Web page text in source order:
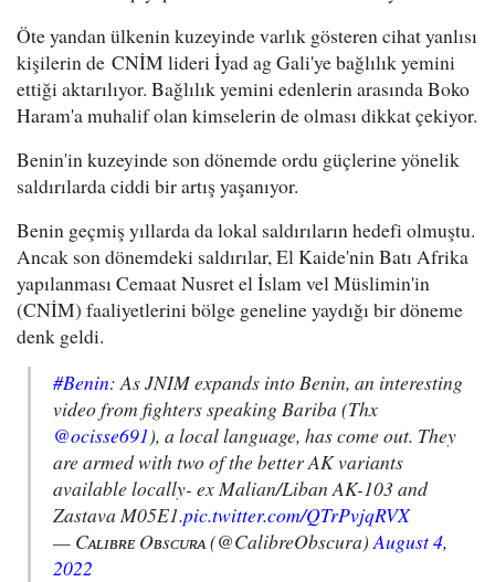
Öte yandan ülkenin kuzeyinde varlık gösteren cihat yanlısı
kişilerin de CNİM lideri İyad ag Gali'ye bağlılık yemini
ettiği aktarılıyor. Bağlılık yemini edenlerin arasında Boko
Haram'a muhalif olan kimselerin de olması dikkat çekiyor.
Benin'in kuzeyinde son dönemde ordu güçlerine yönelik
saldırılarda ciddi bir artış yaşanıyor.
Benin geçmiş yıllarda da lokal saldırıların hedefi olmuştu.
Ancak son dönemdeki saldırılar, El Kaide'nin Batı Afrika
yapılanması Cemaat Nusret el İslam vel Müslimin'in
(CNİM) faaliyetlerini bölge geneline yaydığı bir döneme
denk geldi.
#Benin: As JNIM expands into Benin, an interesting
video from fighters speaking Bariba (Thx
@ocisse691), a local language, has come out. They
are armed with two of the better AK variants
available locally- ex Malian/Liban AK-103 and
Zastava M05E1.pic.twitter.com/QTrPvjqRVX
— Cᴀʟɪʙʀᴇ Oʙsᴄᴜʀᴀ (@CalibreObscura)August 4,
2022